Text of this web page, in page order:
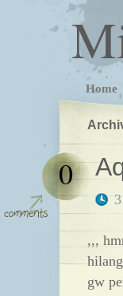
Home
0
,,,
gw